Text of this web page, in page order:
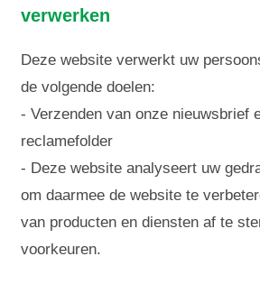
verwerken
Deze website verwerkt uw
de volgende doelen:
- Verzenden van onze nieuwsbrief
reclamefolder
- Deze website analyseert uw
om daarmee de website te
van producten en diensten af te
voorkeuren.